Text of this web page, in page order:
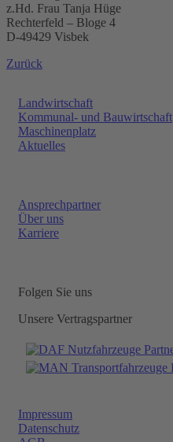
z.Hd. Frau Tanja Hüge
Rechterfeld – Bloge 4
D-49429 Visbek
Zurück
Landwirtschaft
Kommunal- und Bauwirtschaft
Maschinenplatz
Aktuelles
Ansprechpartner
Über uns
Karriere
Folgen Sie uns
Unsere Vertragspartner
Impressum
Datenschutz